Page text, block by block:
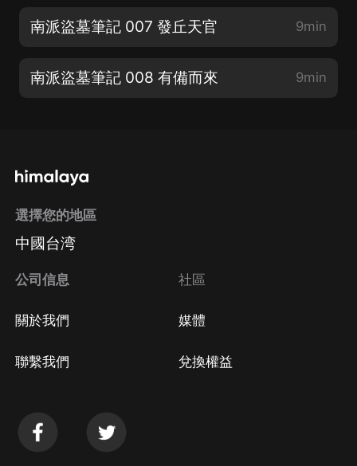
南派盜墓筆記 007 發丘天官 9min
南派盜墓筆記 008 有備而來 9min
選擇您的地區
中國台湾
公司信息
關於我們
聯繫我們
社區
媒體
兌換權益